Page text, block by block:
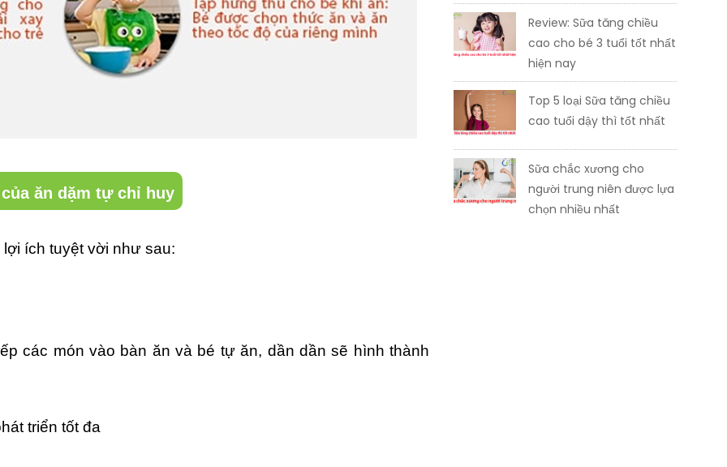
ăn dặm tự chỉ huy
ích tuyệt vời như sau:
các món vào bàn ăn và bé tự ăn, dần dần sẽ hình thành
triển tốt đa
Review: Sữa tăng chiều
cao cho bé 3 tuổi tốt nhất
hiện nay
Top 5 loại Sữa tăng chiều
cao tuổi dậy thì tốt nhất
Sữa chắc xương cho
người trung niên được lựa
chọn nhiều nhất